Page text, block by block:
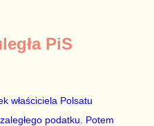
PiS
właściciela Polsatu
podatku. Potem